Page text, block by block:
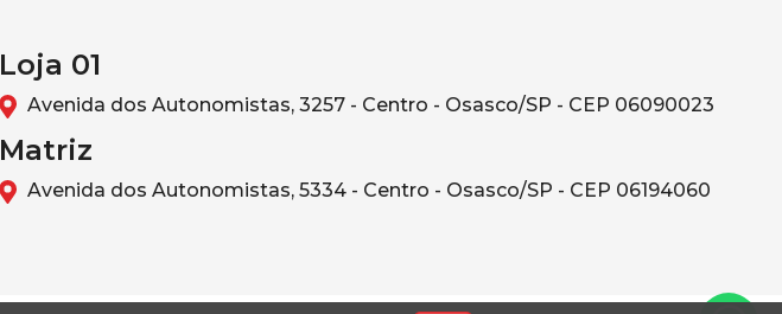
Loja 01
Avenida dos Autonomistas, 3257 - Centro - Osasco/SP - CEP 06090023
Matriz
Avenida dos Autonomistas, 5334 - Centro - Osasco/SP - CEP 06194060